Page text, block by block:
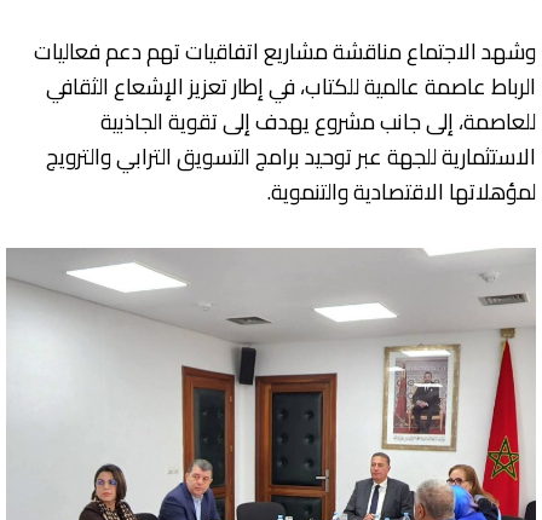
وشهد الاجتماع مناقشة مشاريع اتفاقيات تهم دعم فعاليات
الرباط عاصمة عالمية للكتاب، في إطار تعزيز الإشعاع الثقافي
للعاصمة، إلى جانب مشروع يهدف إلى تقوية الجاذبية
الاستثمارية للجهة عبر توحيد برامج التسويق الترابي والترويج
لمؤهلاتها الاقتصادية والتنموية.